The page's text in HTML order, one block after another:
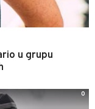
u grupu
0